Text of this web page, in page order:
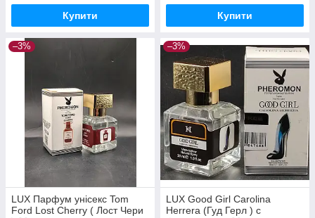
Купити Купити
–3%
LUX Парфум унісекс Tom
Ford Lost Cherry ( Лост Чери
–3%
LUX Good Girl Carolina
Herrera (Гуд Герл ) с